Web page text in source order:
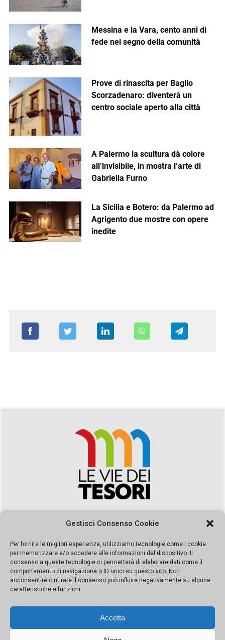
Gestisci Consenso Cookie
Per fornire le migliori esperienze, utilizziamo tecnologie come i cookie
per memorizzare e/o accedere alle informazioni del dispositivo. Il
consenso a queste tecnologie ci permetterà di elaborare dati come il
comportamento di navigazione o ID unici su questo sito. Non
acconsentire o ritirare il consenso può influire negativamente su alcune
caratteristiche e funzioni.
Accetta
Messina e la Vara, cento anni di
fede nel segno della comunità
Prove di rinascita per Baglio
Scorzadenaro: diventerà un
centro sociale aperto alla città
A Palermo la scultura dà colore
all’invisibile, in mostra l’arte di
Gabriella Furno
La Sicilia e Botero: da Palermo ad
Agrigento due mostre con opere
inedite
segreteria@leviedeitesori.it
Direttore ResponsabileMarcello Barbaro – Aut. del tribunale di
Palermo n. 19 del 2017 iscrizione al roc numero 37003 Editore
Porta Felice Srl. Sede legale: Via Libertà 93 – 90143 Palermo
Società iscritta alla Camera di Commercio di Palermo Ufficio
065228208251 Capitale 10000 euro IV